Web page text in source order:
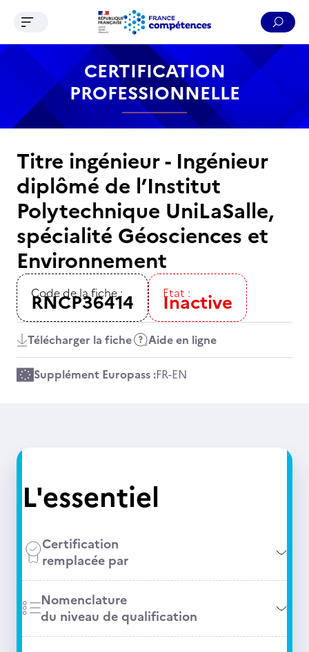
Contenu Recherche Menu Pied de page
Ouvrir le menu de navigation
CERTIFICATION
PROFESSIONNELLE
Titre ingénieur - Ingénieur
diplômé de l’Institut
Polytechnique UniLaSalle,
spécialité Géosciences et
Environnement
Code de la fiche :
RNCP36414 Etat :
Inactive
Télécharger la fiche Aide en ligne
Supplément Europass :FR-EN
L'essentiel
Certification
remplacée par
Nomenclature
du niveau de qualification